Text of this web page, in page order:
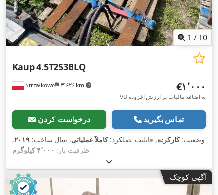
1 / 10
Strzałkowo ۳٬۶۲۶ km
Kaup4.5T253BLQ
‎€۱٬۰۰۰
VB به اضافه مالیات بر ارزش افزوده
درخواست کردن تماس بگیرید
وضعیت:کارکرده, قابلیت عملکرد:کاملاً عملیاتی, سال ساخت: ۲۰۱۹,
ظرفیت بار: ۴٬۰۰۰ کیلوگرم ,
آگهی کوچک